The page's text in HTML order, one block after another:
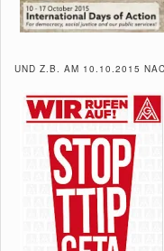
UND Z.B. AM 10.10.2015